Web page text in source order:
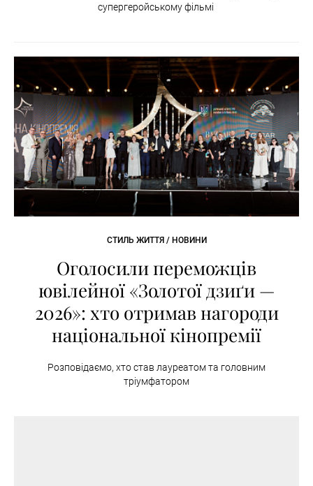
супергеройському фільмі
СТИЛЬ ЖИТТЯ / НОВИНИ
Оголосили переможців
ювілейної «Золотої дзиґи —
2026»: хто отримав нагороди
національної кінопремії
Розповідаємо, хто став лауреатом та головним
тріумфатором